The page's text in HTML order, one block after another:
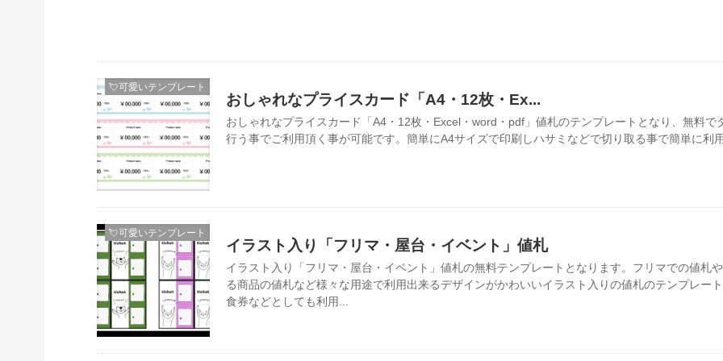
💘可愛いテンプレート
おしゃれなプライスカード「A4・12枚・Ex...
おしゃれなプライスカード「A4・12枚・Excel・word・pdf」値札のテンプレートとなり、無料で
行う事でご利用頂く事が可能です。簡単にA4サイズで印刷しハサミなどで切り取る事で簡単に利用
💘可愛いテンプレート
イラスト入り「フリマ・屋台・イベント」値札
イラスト入り「フリマ・屋台・イベント」値札の無料テンプレートとなります。フリマでの値札
る商品の値札など様々な用途で利用出来るデザインがかわいいイラスト入りの値札のテンプレート
食券などとしても利用...